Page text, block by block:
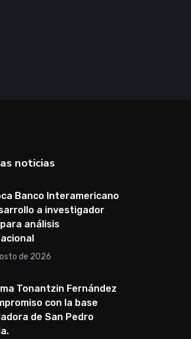
noticias
Banco Interamericano
a investigador
para análisis
de 2026
Tonantzin Fernández
con la base
de San Pedro